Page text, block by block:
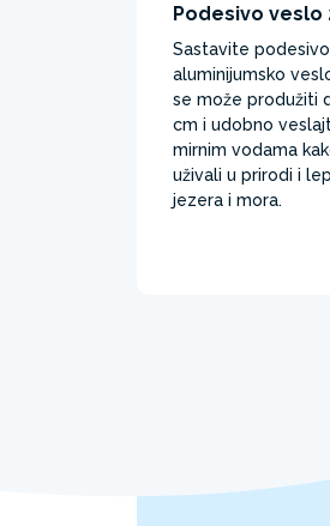
Podesivo veslo
Sastavite podesivo
aluminijumsko
se može produžiti
cm i udobno
mirnim vodama
uživali u prirodi i
jezera i mora.